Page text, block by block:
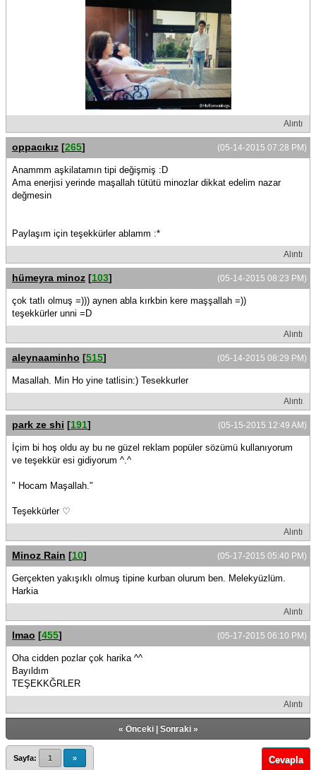
Alıntı
(05-14-2015 07:28 PM)
oppacıkız [265]
Anammm aşkilatamın tipi değişmiş :D
Ama enerjisi yerinde maşallah tütütü minozlar dikkat edelim nazar
değmesin
Paylaşım için teşekkürler ablamm :*
Alıntı
(05-14-2015 08:23 PM)
hümeyra minoz [103]
çok tatlı olmuş =))) aynen abla kırkbin kere maşşallah =))
teşekkürler unni =D
Alıntı
(05-14-2015 08:29 PM)
aleynaaminho [515]
Masallah. Min Ho yine tatlisin:) Tesekkurler
Alıntı
(05-15-2015 12:49 AM)
park ze shi [191]
İçim bi hoş oldu ay bu ne güzel reklam popüler sözümü kullanıyorum
ve teşekkür esi gidiyorum ^.^
" Hocam Maşallah."
Teşekkürler ♡
Alıntı
(05-17-2015 05:40 PM)
Minoz Rain [10]
Gerçekten yakışıklı olmuş tipine kurban olurum ben. Melekyüzlüm.
Harkia
Alıntı
(05-17-2015 06:10 PM)
lmao [455]
Oha cidden pozlar çok harika ^^
Bayıldım
TEŞEKKĞRLER
Alıntı
« Önceki| Sonraki»
Sayfa: 1 » Cevapla